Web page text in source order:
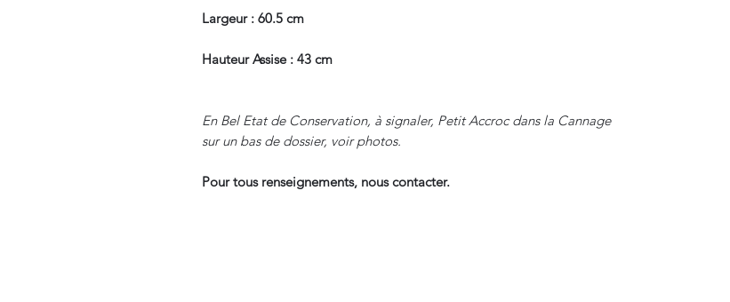
Largeur : 60.5 cm
Hauteur Assise : 43 cm
En Bel Etat de Conservation, à signaler, Petit Accroc dans la Cannage
sur un bas de dossier, voir photos.
Pour tous renseignements, nous contacter.